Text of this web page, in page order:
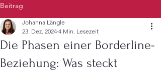
Beitrag
Die Phasen einer Borderline-
Beziehung: Was steckt
Johanna Längle
23. Dez. 2024 4 Min. Lesezeit